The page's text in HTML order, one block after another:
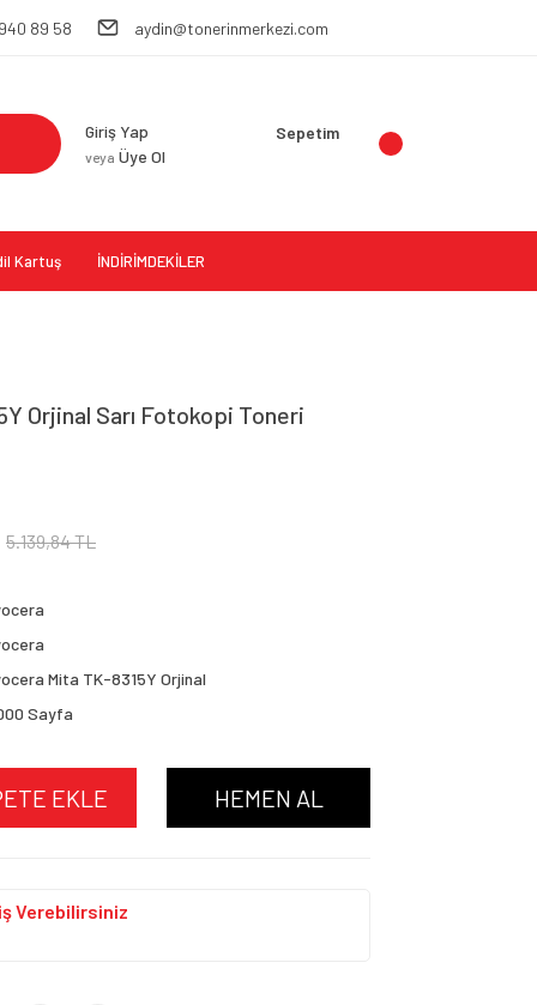
89 58 aydin@tonerinmerkezi.com
Giriş Yap
veya Üye Ol
Sepetim
Kartuş İNDİRİMDEKİLER
Orjinal Sarı Fotokopi Toneri
5.139,84 TL
Mita TK-8315Y Orjinal
Sayfa
EKLE HEMEN AL
Verebilirsiniz